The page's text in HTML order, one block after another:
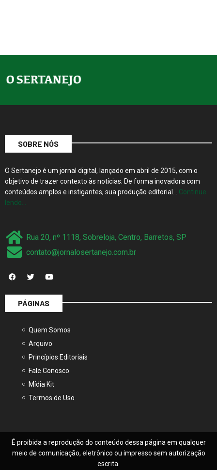
SOBRE NÓS
O Sertanejo é um jornal digital, lançado em abril de 2015, com o
objetivo de trazer contexto às notícias. De forma inovadora com
conteúdos amplos e instigantes, sua produção editorial… Continue
lendo…
Rua 20, nº 1118, Sobreloja, Centro, Barretos, SP
contato@jornalosertanejo.com.br
PÁGINAS
Quem Somos
Arquivo
Princípios Editoriais
Fale Conosco
Mídia Kit
Termos de Uso
É proibida a reprodução do conteúdo dessa página em qualquer
meio de comunicação, eletrônico ou impresso sem autorização
escrita.